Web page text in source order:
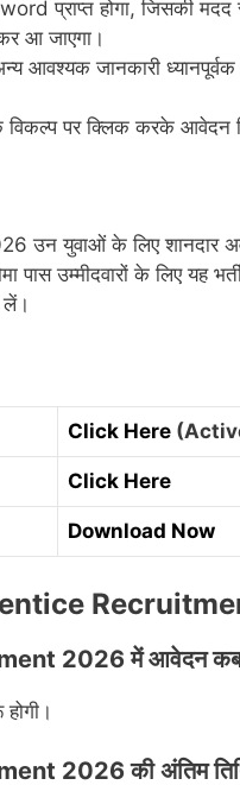
प्राप्त होगा, जिसकी मदद
आ जाएगा।
आवश्यक जानकारी
पर क्लिक करके आवेदन
युवाओं के लिए शानदार
उम्मीदवारों के लिए यह
लें।
Click Here
Click Here
Download Now
2026 में आवेदन कब
2026 की अंतिम